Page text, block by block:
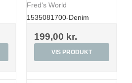
Fred's World
1535081700-Denim
199,00 kr.
VIS PRODUKT